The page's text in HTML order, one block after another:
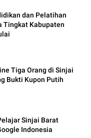
dan Pelatihan
Tingkat Kabupaten
Tiga Orang di Sinjai
Bukti Kupon Putih
Sinjai Barat
Indonesia